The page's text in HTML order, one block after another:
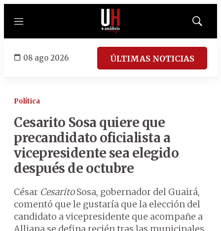
Menú
Mostrar
08 ago 2026 ÚLTIMAS NOTICIAS
Política
Cesarito Sosa quiere que
precandidato oficialista a
vicepresidente sea elegido
después de octubre
César CesaritoSosa, gobernador del Guairá,
comentó que le gustaría que la elección del
candidato a vicepresidente que acompañe a